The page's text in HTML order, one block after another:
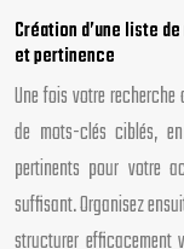
Création d’une liste
et pertinence
Une fois votre
de mots-clés ciblés,
pertinents pour votre
suffisant. Organisez